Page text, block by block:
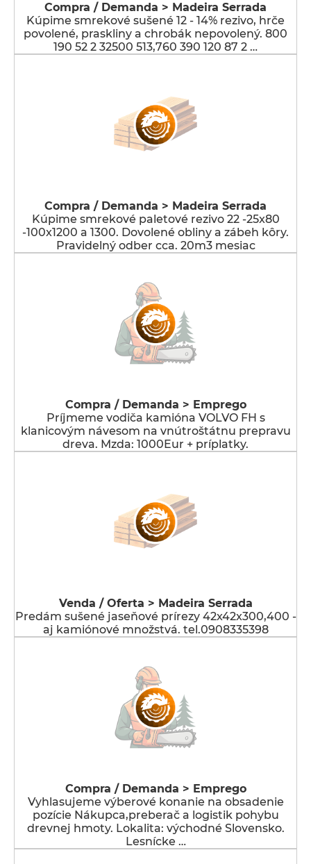
Compra / Demanda > Madeira Serrada
Kúpime smrekové sušené 12 - 14% rezivo, hrče
povolené, praskliny a chrobák nepovolený. 800
190 52 2 32500 513,760 390 120 87 2 …
Compra / Demanda > Madeira Serrada
Kúpime smrekové paletové rezivo 22 -25x80
-100x1200 a 1300. Dovolené obliny a zábeh kôry.
Pravidelný odber cca. 20m3 mesiac
Compra / Demanda > Emprego
Príjmeme vodiča kamióna VOLVO FH s
klanicovým návesom na vnútroštátnu prepravu
dreva. Mzda: 1000Eur + príplatky.
Venda / Oferta > Madeira Serrada
Predám sušené jaseňové prírezy 42x42x300,400 -
aj kamiónové množstvá. tel.0908335398
Compra / Demanda > Emprego
Vyhlasujeme výberové konanie na obsadenie
pozície Nákupca,preberač a logistik pohybu
drevnej hmoty. Lokalita: východné Slovensko.
Lesnícke …